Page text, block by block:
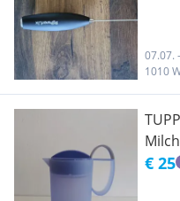
07.07.
1010
€ 25